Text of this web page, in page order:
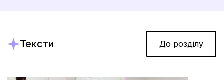
Тексти До розділу